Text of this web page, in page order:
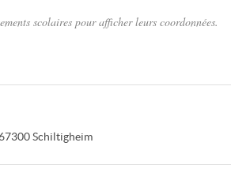
scolaires pour afficher leurs coordonnées.
Schiltigheim